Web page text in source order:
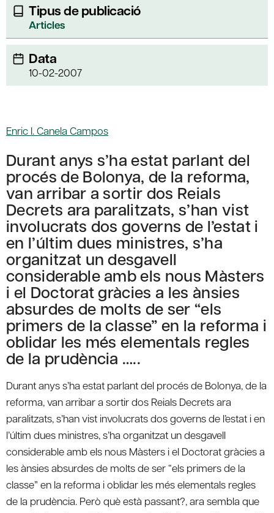
Tipus de publicació
Articles
Data
10-02-2007
Enric I. Canela Campos
Durant anys s’ha estat parlant del
procés de Bolonya, de la reforma,
van arribar a sortir dos Reials
Decrets ara paralitzats, s’han vist
involucrats dos governs de l’estat i
en l’últim dues ministres, s’ha
organitzat un desgavell
considerable amb els nous Màsters
i el Doctorat gràcies a les ànsies
absurdes de molts de ser “els
primers de la classe” en la reforma i
oblidar les més elementals regles
de la prudència …..
Durant anys s’ha estat parlant del procés de Bolonya, de la
reforma, van arribar a sortir dos Reials Decrets ara
paralitzats, s’han vist involucrats dos governs de l’estat i en
l’últim dues ministres, s’ha organitzat un desgavell
considerable amb els nous Màsters i el Doctorat gràcies a
les ànsies absurdes de molts de ser “els primers de la
classe” en la reforma i oblidar les més elementals regles
de la prudència. Però què està passant?, ara sembla que